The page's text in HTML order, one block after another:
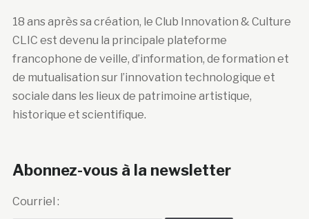
18 ans après sa création, le Club Innovation & Culture
CLIC est devenu la principale plateforme
francophone de veille, d’information, de formation et
de mutualisation sur l’innovation technologique et
sociale dans les lieux de patrimoine artistique,
historique et scientifique.
Abonnez-vous à la newsletter
Courriel :